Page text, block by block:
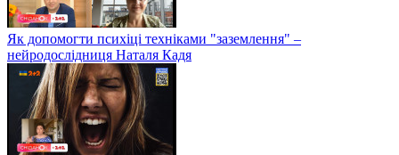
Як допомогти психіці техніками "заземлення" –
нейродослідниця Наталя Кадя